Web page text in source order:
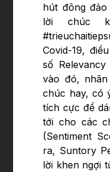
hút đông
lời chúc
Covid-19,
số
vào đó,
chúc hay, có
tích cực để
tới cho các
(Sentiment
ra, Suntory
lời khen ngợi